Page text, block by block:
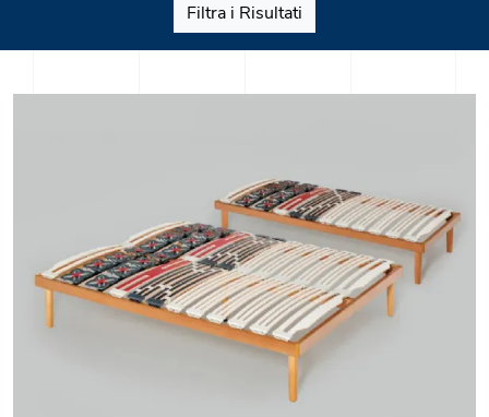
Filtra i Risultati